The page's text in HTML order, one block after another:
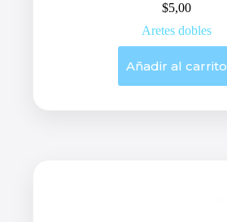
$5,00
Aretes dobles
Añadir al carrito